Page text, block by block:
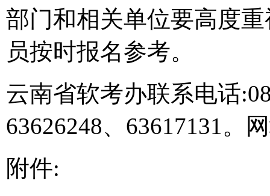
部门和相关单位要高度
员按时报名参考。
云南省软考办联系电话
63626248、63617131。
附件: